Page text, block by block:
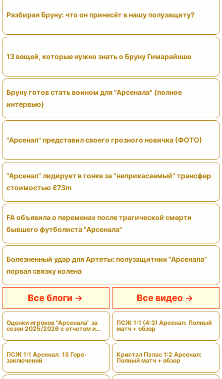
Разбирая Бруну: что он принесёт в нашу полузащиту?
13 вещей, которые нужно знать о Бруну Гимарайнше
Бруну готов стать воином для "Арсенала" (полное
интервью)
"Арсенал" представил своего грозного новичка (ФОТО)
"Арсенал" лидирует в гонке за "неприкасаемый" трансфер
стоимостью £73m
FA объявила о переменах после трагической смерти
бывшего футболиста "Арсенала"
Болезненный удар для Артеты: полузащитник "Арсенала"
порвал связку колена
Все блоги
Оценки игроков "Арсенала" за
сезон 2025/2026 с отчетом и
вердиктами
ПСЖ 1:1 Арсенал. 13 Горе-
заключений
Все видео
ПСЖ 1:1 (4:3) Арсенал: Полный
матч + обзор
Кристал Пэлас 1:2 Арсенал:
Полный матч + обзор